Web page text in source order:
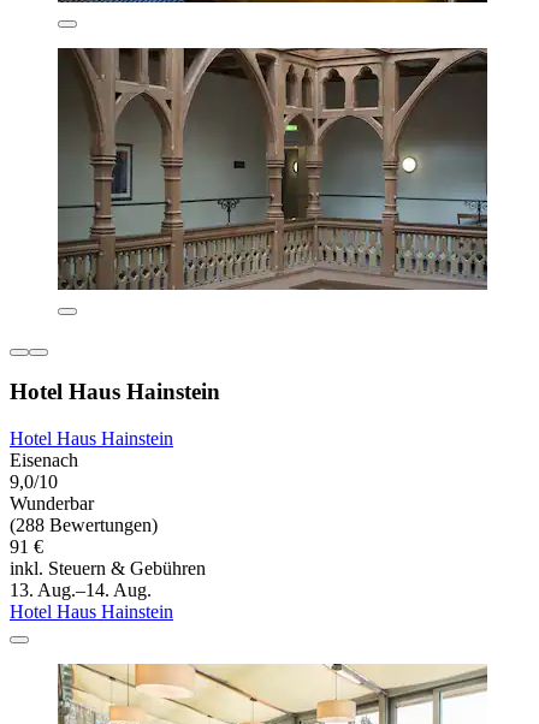
Hotel Haus Hainstein
Hotel Haus Hainstein
Eisenach
9,0/10
Wunderbar
(288 Bewertungen)
91 €
inkl. Steuern & Gebühren
13. Aug.–14. Aug.
Hotel Haus Hainstein